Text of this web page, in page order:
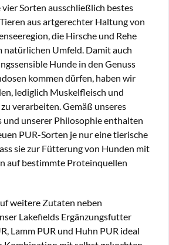
Sorten ausschließlich bestes
aus artgerechter Haltung von
die Hirsche und Rehe
natürlichen Umfeld. Damit auch
Hunde in den Genuss
kommen dürfen, haben wir
lediglich Muskelfleisch und
verarbeiten. Gemäß unseres
und unserer Philosophie enthalten
PUR-Sorten je nur eine tierische
sie zur Fütterung von Hunden mit
auf bestimmte Proteinquellen
weitere Zutaten neben
Lakefields Ergänzungsfutter
Lamm PUR und Huhn PUR ideal